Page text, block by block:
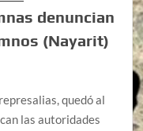
denuncian
(Nayarit)
quedó al
las autoridades